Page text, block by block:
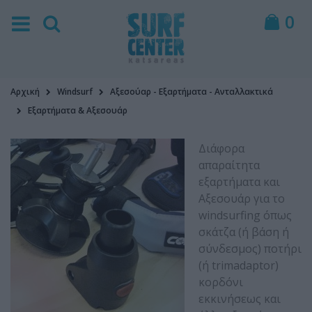
0
Αρχική Windsurf
Αξεσούαρ - Εξαρτήματα - Ανταλλακτικά
Εξαρτήματα & Αξεσουάρ
Διάφορα
απαραίτητα
εξαρτήματα και
Αξεσουάρ για το
windsurfing όπως
σκάτζα (ή βάση ή
σύνδεσμος) ποτήρι
(ή trimadaptor)
κορδόνι
εκκινήσεως και